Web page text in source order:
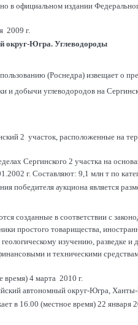
в официальном издании
2009 г.
округ-Югра. Углеводороды
(Роснедра) извещает о
и добычи углеводородов на
2 участок, расположенные на
Сергинского 2 участка на
г. Составляют: 9,1 млн т по
победителя аукциона является
созданные в соответствии с
простого товарищества,
изучению, разведке
и техническими
время) 4 марта 2010 г.
автономный округ-Югра, Ханты-
в 16.00 (местное время) 22 января